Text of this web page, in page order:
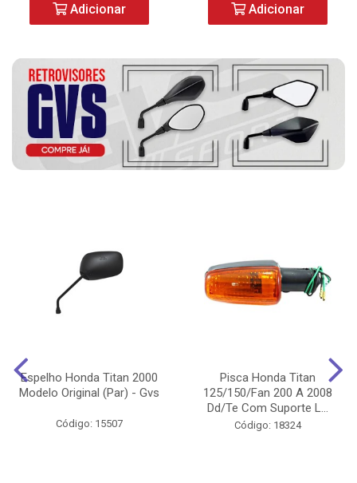
Adicionar Adicionar
Espelho Honda Titan 2000
Modelo Original (Par) - Gvs
Código: 15507
Pisca Honda Titan
125/150/Fan 200 A 2008
Dd/Te Com Suporte L...
Código: 18324